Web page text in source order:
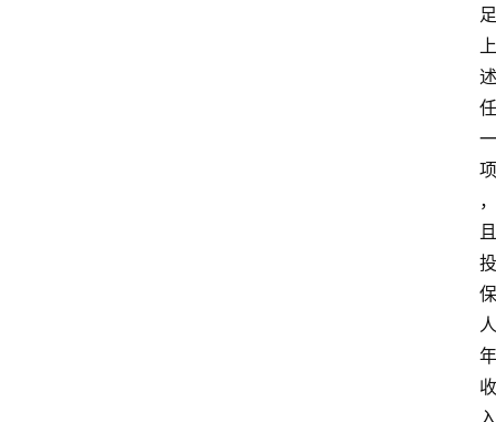
足
上
述
任
一
项
，
且
投
保
人
年
收